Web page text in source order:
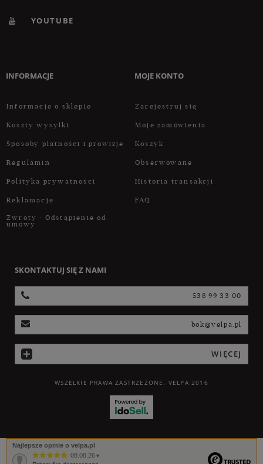
YOUTUBE
INFORMACJE
Informacje o sklepie
Koszty wysyłki
Sposoby płatności i prowizje
Regulamin
Polityka prywatności
Reklamacje
Zwroty - Odstąpienie od
umowy
MOJE KONTO
Zarejestruj się
Moje zamówienia
Koszyk
Obserwowane
Historia transakcji
FAQ
SKONTAKTUJ SIĘ Z NAMI
538 99 33 00
bok@velpa.pl
WIĘCEJ
WSZELKIE PRAWA ZASTRZEŻONE. VELPA 2016
Najlepsze opinie o velpa.pl
08.08.26 ▼